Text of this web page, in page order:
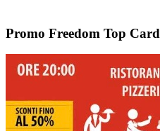
Promo Freedom Top Card